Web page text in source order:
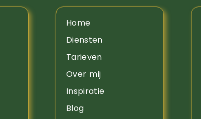
Home
Diensten
Tarieven
Over mij
Inspiratie
Blog